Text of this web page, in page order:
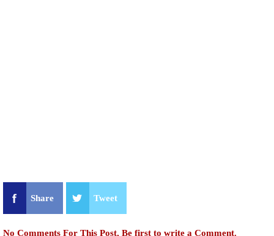
Share Tweet
No Comments For This Post, Be first to write a Comment.